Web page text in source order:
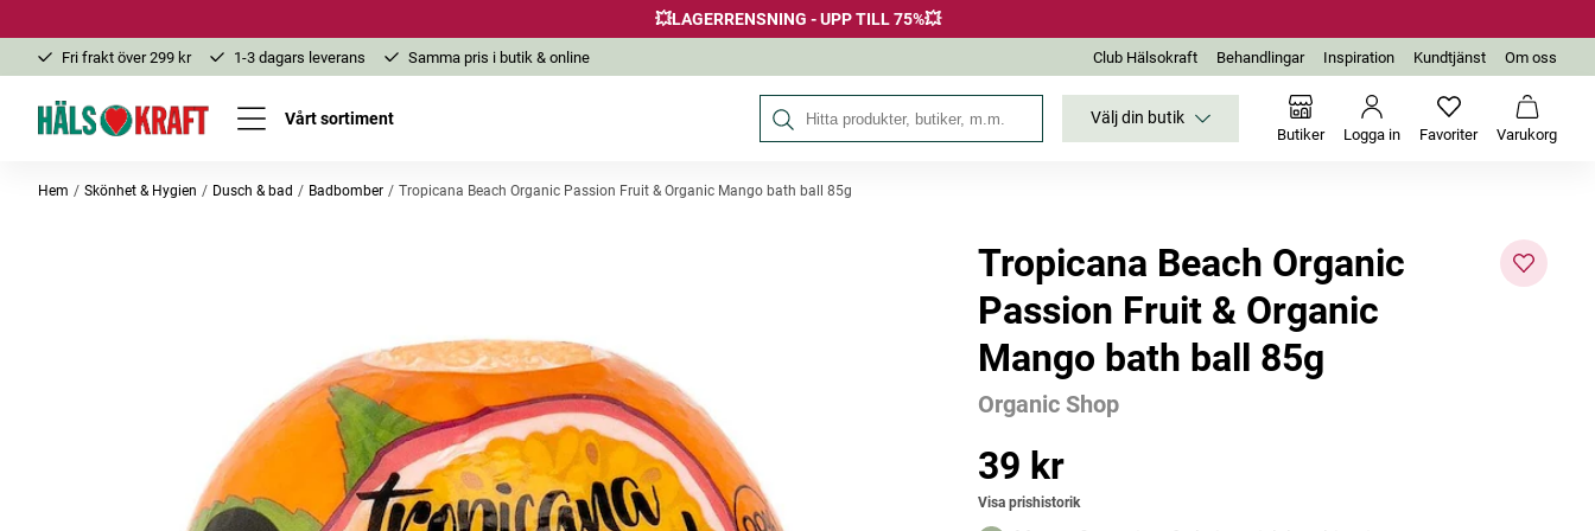
💥LAGERRENSNING - UPP TILL 75%💥
Fri frakt över 299 kr 1-3 dagars leverans Samma pris i butik & online Club Hälsokraft Behandlingar Inspiration Kundtjänst Om oss
Vårt sortiment Sök på Hälsokraft Välj din butik
Butiker Logga in FavoriterInga favoriter
Varukorg
Hem Skönhet & Hygien Dusch & bad Badbomber Tropicana Beach Organic Passion Fruit & Organic Mango bath ball 85g
Andra köpte ocksåTropicana Beach Organic
Passion Fruit & Organic
Mango bath ball 85g
Organic Shop
Pris: 39 kr
39 kr
Visa prishistorik